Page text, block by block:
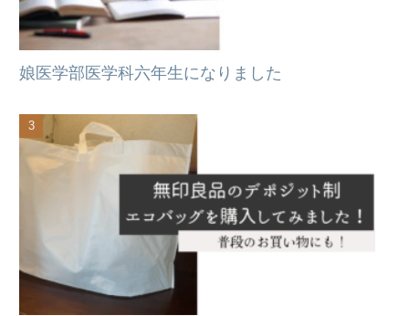
娘医学部医学科六年生になりました